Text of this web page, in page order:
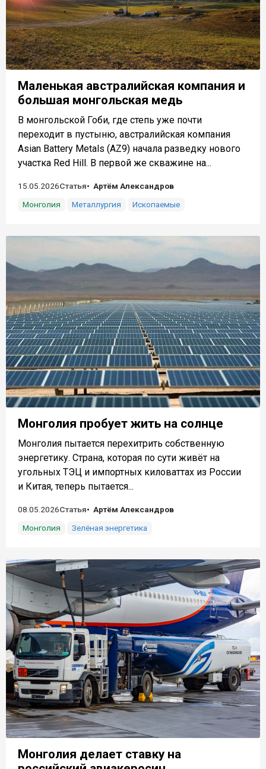
Маленькая австралийская компания и
большая монгольская медь
В монгольской Гоби, где степь уже почти
переходит в пустыню, австралийская компания
Asian Battery Metals (AZ9) начала разведку нового
участка Red Hill. В первой же скважине на...
15.05.2026Статья
Артём Александров
Монголия
Металлургия Ископаемые
Монголия пробует жить на солнце
Монголия пытается перехитрить собственную
энергетику. Страна, которая по сути живёт на
угольных ТЭЦ и импортных киловаттах из России
и Китая, теперь пытается...
08.05.2026Статья
Артём Александров
Монголия
Зелёная энергетика
Монголия делает ставку на